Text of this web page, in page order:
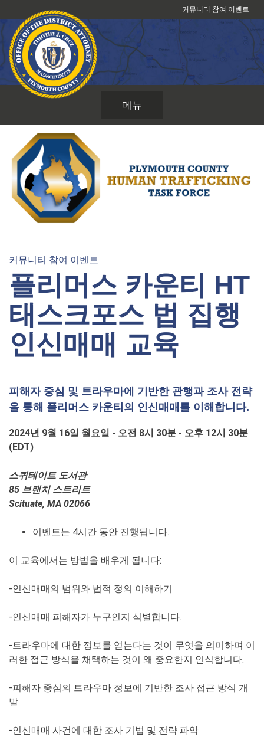
텐
츠
건
커뮤니티 참여 이벤트
메뉴
커뮤니티 참여 이벤트
플리머스 카운티 HT
태스크포스 법 집행
인신매매 교육
피해자 중심 및 트라우마에 기반한 관행과 조사 전략
을 통해 플리머스 카운티의 인신매매를 이해합니다.
2024년 9월 16일 월요일 - 오전 8시 30분 - 오후 12시 30분
(EDT)
스퀴테이트 도서관
85 브랜치 스트리트
Scituate, MA 02066
이벤트는 4시간 동안 진행됩니다.
이 교육에서는 방법을 배우게 됩니다:
-인신매매의 범위와 법적 정의 이해하기
-인신매매 피해자가 누구인지 식별합니다.
-트라우마에 대한 정보를 얻는다는 것이 무엇을 의미하며 이
러한 접근 방식을 채택하는 것이 왜 중요한지 인식합니다.
-피해자 중심의 트라우마 정보에 기반한 조사 접근 방식 개
발
-인신매매 사건에 대한 조사 기법 및 전략 파악